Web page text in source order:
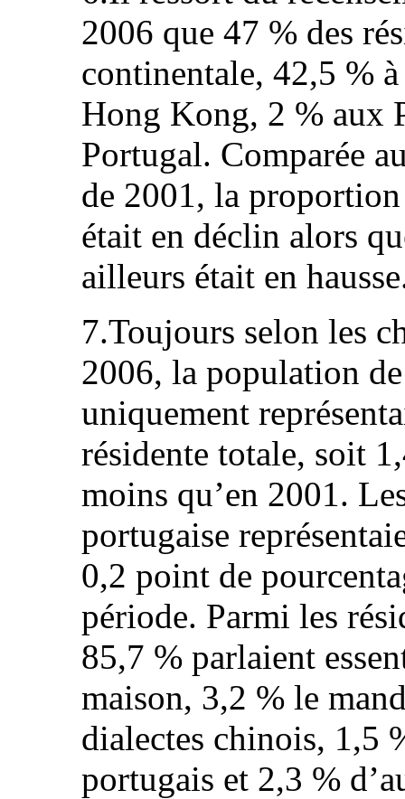
2006 que 47 % des
continentale, 42,5 %
Hong Kong, 2 % aux
Portugal. Comparée
de 2001, la
était en déclin alors
ailleurs était en
7.Toujours selon les
2006, la population
uniquement
résidente totale, soit
moins qu’en 2001.
portugaise
0,2 point de
période. Parmi les
85,7 % parlaient
maison, 3,2 % le
dialectes chinois, 1,5
portugais et 2,3 %